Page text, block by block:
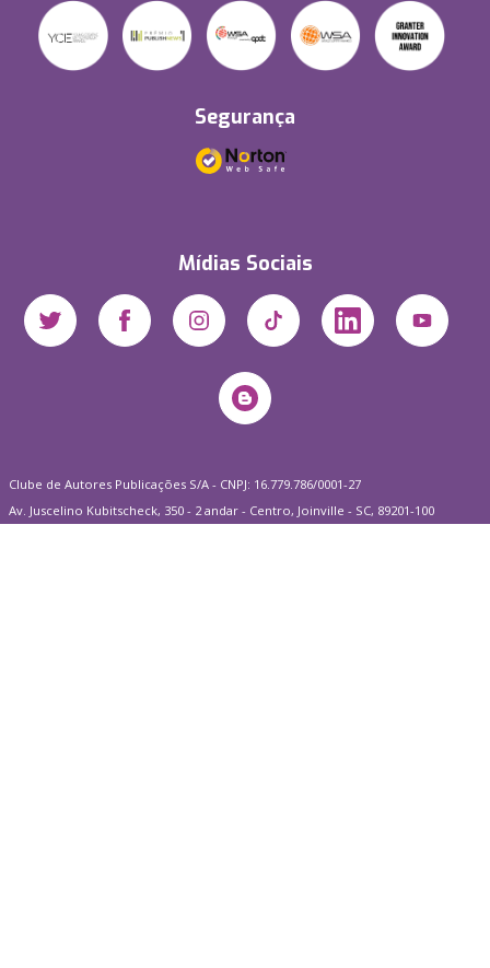
Segurança
Mídias Sociais
Clube de Autores Publicações S/A - CNPJ: 16.779.786/0001-27
Av. Juscelino Kubitscheck, 350 - 2 andar - Centro, Joinville - SC, 89201-100